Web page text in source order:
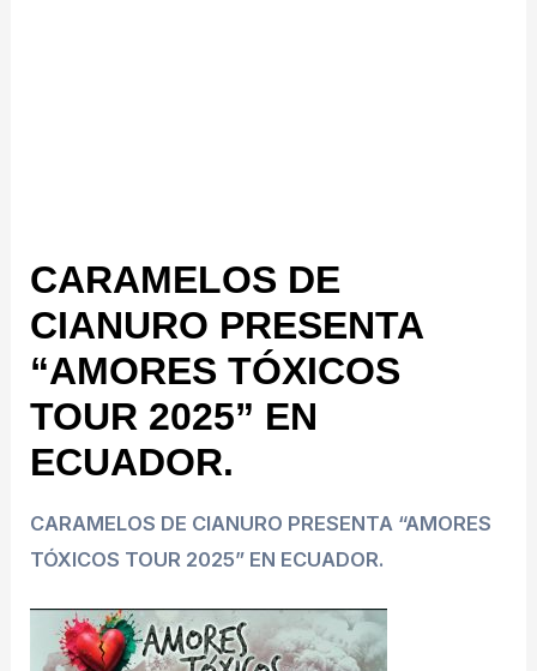
CARAMELOS DE
CIANURO PRESENTA
“AMORES TÓXICOS
TOUR 2025” EN
ECUADOR.
CARAMELOS DE CIANURO PRESENTA “AMORES
TÓXICOS TOUR 2025” EN ECUADOR.